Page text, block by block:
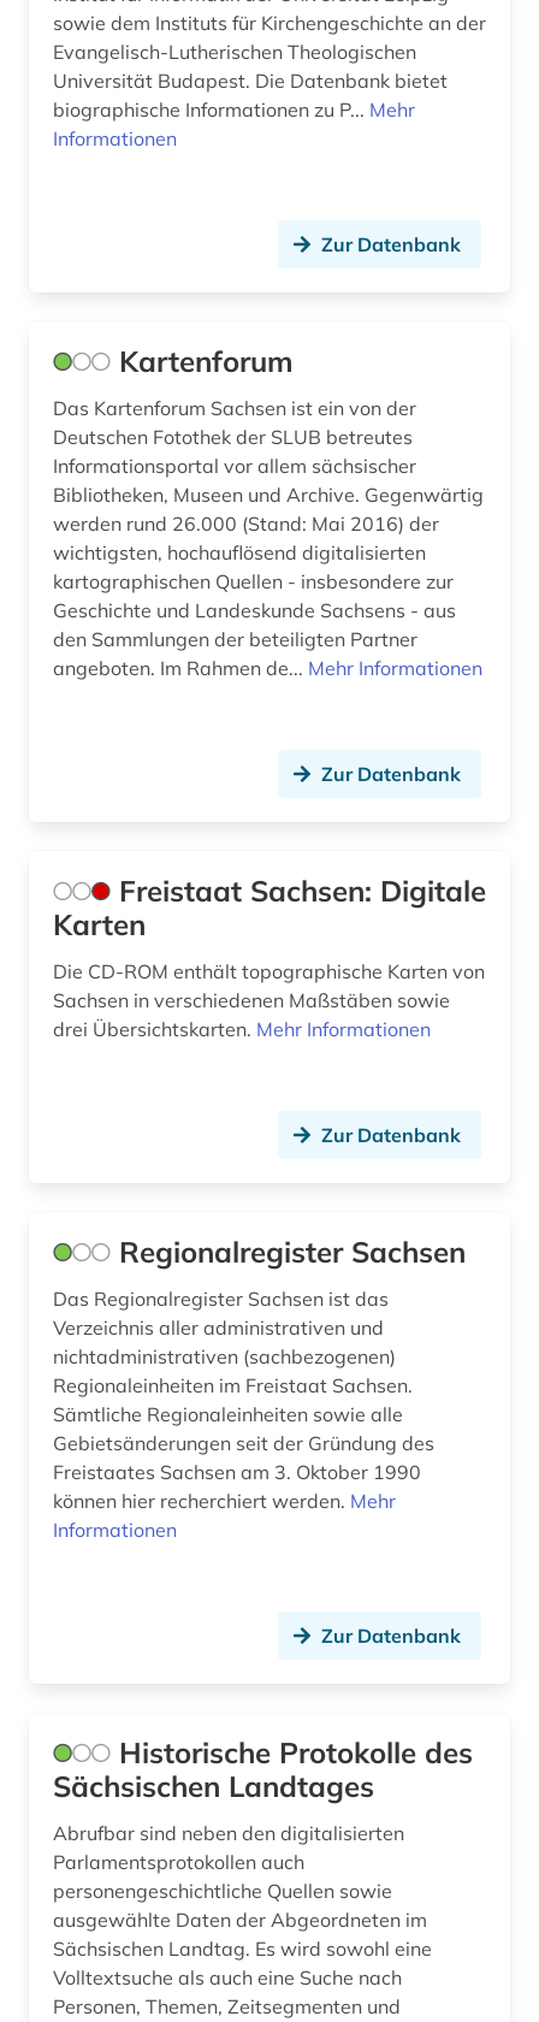
sowie dem Instituts für Kirchengeschichte an der
Evangelisch-Lutherischen Theologischen
Universität Budapest. Die Datenbank bietet
biographische Informationen zu P... Mehr
Informationen
Zur Datenbank
Kartenforum
Das Kartenforum Sachsen ist ein von der
Deutschen Fotothek der SLUB betreutes
Informationsportal vor allem sächsischer
Bibliotheken, Museen und Archive. Gegenwärtig
werden rund 26.000 (Stand: Mai 2016) der
wichtigsten, hochauflösend digitalisierten
kartographischen Quellen - insbesondere zur
Geschichte und Landeskunde Sachsens - aus
den Sammlungen der beteiligten Partner
angeboten. Im Rahmen de... Mehr Informationen
Zur Datenbank
Freistaat Sachsen: Digitale
Karten
Die CD-ROM enthält topographische Karten von
Sachsen in verschiedenen Maßstäben sowie
drei Übersichtskarten. Mehr Informationen
Zur Datenbank
Regionalregister Sachsen
Das Regionalregister Sachsen ist das
Verzeichnis aller administrativen und
nichtadministrativen (sachbezogenen)
Regionaleinheiten im Freistaat Sachsen.
Sämtliche Regionaleinheiten sowie alle
Gebietsänderungen seit der Gründung des
Freistaates Sachsen am 3. Oktober 1990
können hier recherchiert werden. Mehr
Informationen
Zur Datenbank
Historische Protokolle des
Sächsischen Landtages
Abrufbar sind neben den digitalisierten
Parlamentsprotokollen auch
personengeschichtliche Quellen sowie
ausgewählte Daten der Abgeordneten im
Sächsischen Landtag. Es wird sowohl eine
Volltextsuche als auch eine Suche nach
Personen, Themen, Zeitsegmenten und